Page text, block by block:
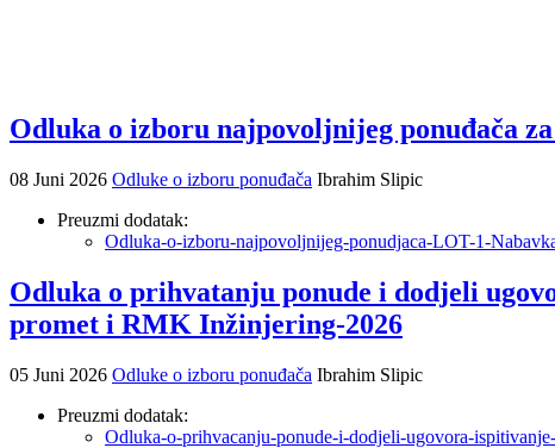
Odluka o izboru najpovoljnijeg ponuđača
08 Juni 2026 Odluke o izboru ponuđača Ibrahim Slipic
Preuzmi dodatak:
Odluka-o-izboru-najpovoljnijeg-ponudjaca-LOT-1-
Odluka o prihvatanju ponude i dodjeli
promet i RMK Inžinjering-2026
05 Juni 2026 Odluke o izboru ponuđača Ibrahim Slipic
Preuzmi dodatak:
Odluka-o-prihvacanju-ponude-i-dodjeli-ugovora-